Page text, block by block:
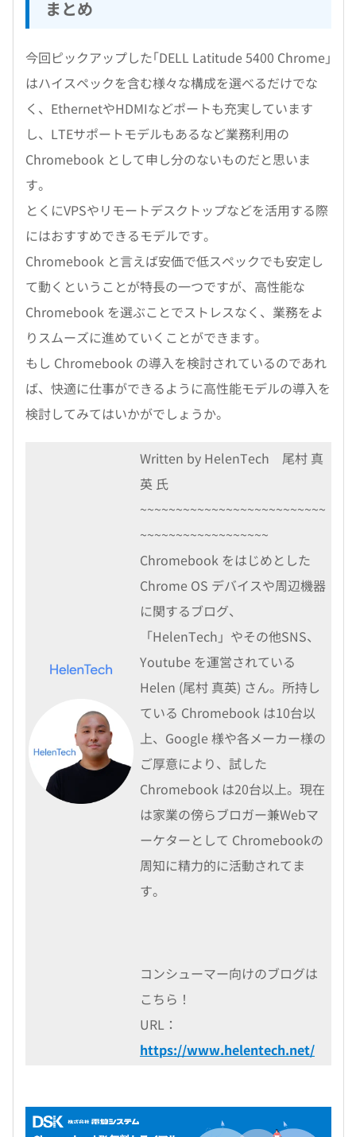
まとめ
今回ピックアップした｢DELL Latitude 5400 Chrome｣
はハイスペックを含む様々な構成を選べるだけでな
く、EthernetやHDMIなどポートも充実しています
し、LTEサポートモデルもあるなど業務利用の
Chromebook として申し分のないものだと思いま
す。
とくにVPSやリモートデスクトップなどを活用する際
にはおすすめできるモデルです。
Chromebook と言えば安価で低スペックでも安定し
て動くということが特長の一つですが、高性能な
Chromebook を選ぶことでストレスなく、業務をよ
りスムーズに進めていくことができます。
もし Chromebook の導入を検討されているのであれ
ば、快適に仕事ができるように高性能モデルの導入を
検討してみてはいかがでしょうか。
Written by HelenTech 尾村 真
英 氏
~~~~~~~~~~~~~~~~~~~~~~~~~~
~~~~~~~~~~~~~~~~~~
Chromebook をはじめとした
Chrome OS デバイスや周辺機器
に関するブログ、
「HelenTech」やその他SNS、
Youtube を運営されている
Helen (尾村 真英) さん。所持し
ている Chromebook は10台以
上、Google 様や各メーカー様の
ご厚意により、試した
Chromebook は20台以上。現在
は家業の傍らブロガー兼Webマ
ーケターとして Chromebookの
周知に精力的に活動されてま
す。
コンシューマー向けのブログは
こちら！
URL：
https://www.helentech.net/